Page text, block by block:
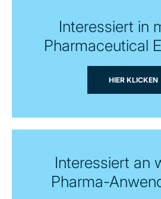
Interessiert in
Pharmaceutical
HIER KLICKEN
Interessiert an
Pharma-